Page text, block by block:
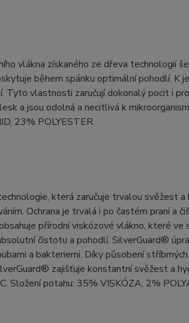
vlákna získaného ze dřeva technologií
během spánku optimální pohodlí.
Tyto vlastnosti zaručují dokonalý pocit i
a jsou odolná a necitlivá k
23% POLYESTER.
která zaručuje trvalou svěžest
Ochrana je trvalá i po častém praní a
přírodní viskózové vlákno, které
čistotu a pohodlí. SilverGuard®
a bakteriemi. Díky působení
zajišťuje konstantní svěžest a
Složení potahu: 35% VISKÓZA, 2%